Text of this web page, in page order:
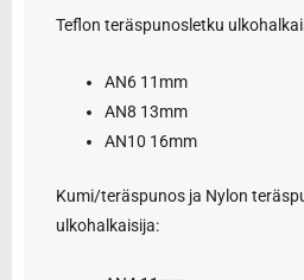
Teflon teräspunosletku
AN6 11mm
AN8 13mm
AN10 16mm
Kumi/teräspunos ja Nylon
ulkohalkaisija: